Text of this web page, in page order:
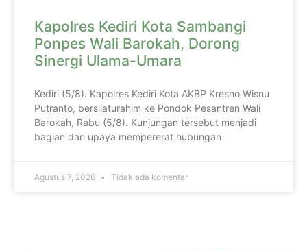
Kapolres Kediri Kota Sambangi
Ponpes Wali Barokah, Dorong
Sinergi Ulama-Umara
Kediri (5/8). Kapolres Kediri Kota AKBP Kresno Wisnu
Putranto, bersilaturahim ke Pondok Pesantren Wali
Barokah, Rabu (5/8). Kunjungan tersebut menjadi
bagian dari upaya mempererat hubungan
Agustus 7, 2026 Tidak ada komentar